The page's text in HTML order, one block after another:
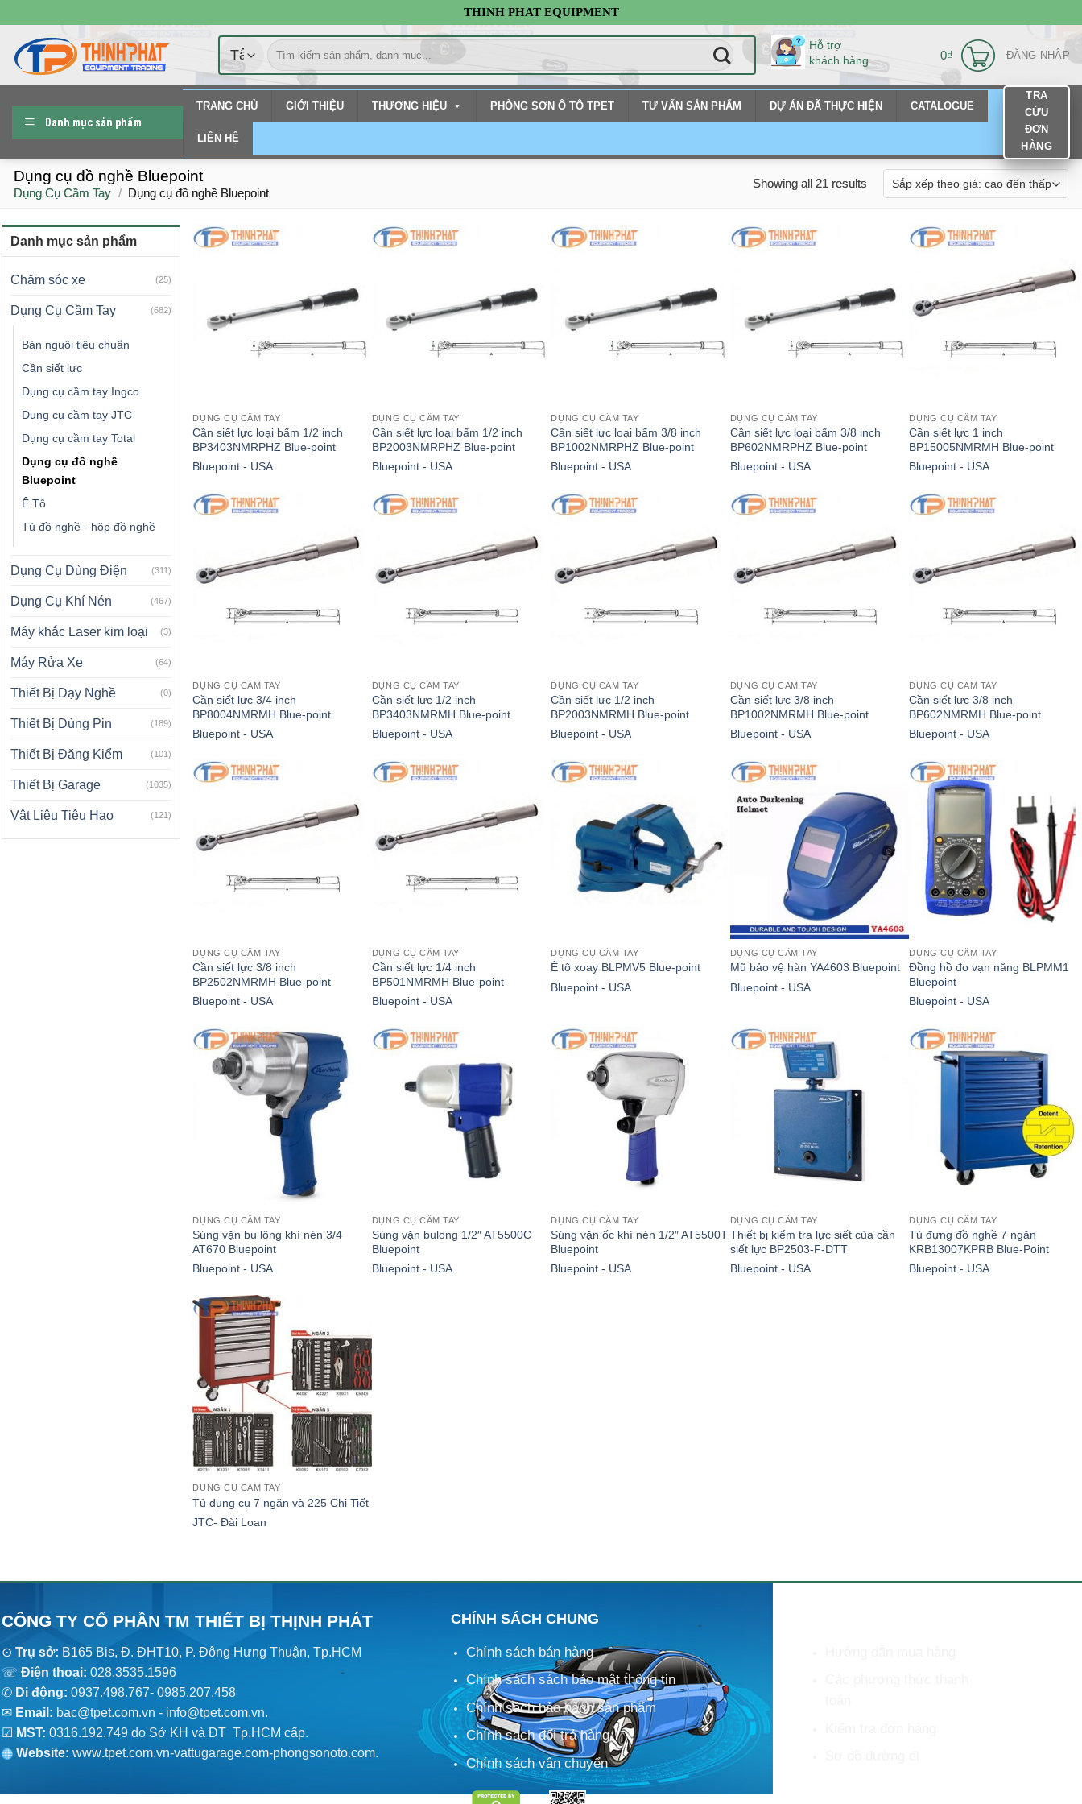
đến
nội
dung
THINH PHAT EQUIPMENT
Tìm
kiếm:
Hỗ trợ
khách hàng
0₫ ĐĂNG NHẬP
Danh mục sản phẩm
TRANG CHỦ GIỚI THIỆU THƯƠNG HIỆU PHÒNG SƠN Ô TÔ TPET TƯ VẤN SẢN PHẨM DỰ ÁN ĐÃ THỰC HIỆN CATALOGUE
LIÊN HỆ
TRA
CỨU
ĐƠN
HÀNG
Dụng cụ đồ nghề Bluepoint
Dụng Cụ Cầm Tay / Dụng cụ đồ nghề Bluepoint
Showing all 21 results
Danh mục sản phẩm
Chăm sóc xe (25)
Dụng Cụ Cầm Tay (682)
Bàn nguội tiêu chuẩn
Cần siết lực
Dụng cụ cầm tay Ingco
Dụng cụ cầm tay JTC
Dụng cụ cầm tay Total
Dụng cụ đồ nghề
Bluepoint
Ê Tô
Tủ đồ nghề - hộp đồ nghề
Dụng Cụ Dùng Điện (311)
Dụng Cụ Khí Nén (467)
Máy khắc Laser kim loại (3)
Máy Rửa Xe (64)
Thiết Bị Dạy Nghề (0)
Thiết Bị Dùng Pin (189)
Thiết Bị Đăng Kiểm (101)
Thiết Bị Garage (1035)
Vật Liệu Tiêu Hao (121)
DỤNG CỤ CẦM TAY
Cần siết lực loại bấm 1/2 inch
BP3403NMRPHZ Blue-point
Bluepoint - USA
DỤNG CỤ CẦM TAY
Cần siết lực loại bấm 1/2 inch
BP2003NMRPHZ Blue-point
Bluepoint - USA
DỤNG CỤ CẦM TAY
Cần siết lực loại bấm 3/8 inch
BP1002NMRPHZ Blue-point
Bluepoint - USA
DỤNG CỤ CẦM TAY
Cần siết lực loại bấm 3/8 inch
BP602NMRPHZ Blue-point
Bluepoint - USA
DỤNG CỤ CẦM TAY
Cần siết lực 1 inch
BP15005NMRMH Blue-point
Bluepoint - USA
DỤNG CỤ CẦM TAY
Cần siết lực 3/4 inch
BP8004NMRMH Blue-point
Bluepoint - USA
DỤNG CỤ CẦM TAY
Cần siết lực 1/2 inch
BP3403NMRMH Blue-point
Bluepoint - USA
DỤNG CỤ CẦM TAY
Cần siết lực 1/2 inch
BP2003NMRMH Blue-point
Bluepoint - USA
DỤNG CỤ CẦM TAY
Cần siết lực 3/8 inch
BP1002NMRMH Blue-point
Bluepoint - USA
DỤNG CỤ CẦM TAY
Cần siết lực 3/8 inch
BP602NMRMH Blue-point
Bluepoint - USA
DỤNG CỤ CẦM TAY
Cần siết lực 3/8 inch
BP2502NMRMH Blue-point
Bluepoint - USA
DỤNG CỤ CẦM TAY
Cần siết lực 1/4 inch
BP501NMRMH Blue-point
Bluepoint - USA
DỤNG CỤ CẦM TAY
Ê tô xoay BLPMV5 Blue-point
Bluepoint - USA
DỤNG CỤ CẦM TAY
Mũ bảo vệ hàn YA4603 Bluepoint
Bluepoint - USA
DỤNG CỤ CẦM TAY
Đồng hồ đo vạn năng BLPMM1
Bluepoint
Bluepoint - USA
DỤNG CỤ CẦM TAY
Súng vặn bu lông khí nén 3/4
AT670 Bluepoint
Bluepoint - USA
DỤNG CỤ CẦM TAY
Súng vặn bulong 1/2″ AT5500C
Bluepoint
Bluepoint - USA
DỤNG CỤ CẦM TAY
Súng vặn ốc khí nén 1/2″ AT5500T
Bluepoint
Bluepoint - USA
DỤNG CỤ CẦM TAY
Thiết bị kiểm tra lực siết của cần
siết lực BP2503-F-DTT
Bluepoint - USA
DỤNG CỤ CẦM TAY
Tủ đựng đồ nghề 7 ngăn
KRB13007KPRB Blue-Point
Bluepoint - USA
DỤNG CỤ CẦM TAY
Tủ dụng cụ 7 ngăn và 225 Chi Tiết
JTC- Đài Loan
CÔNG TY CỔ PHẦN TM THIẾT BỊ THỊNH PHÁT
⊙ Trụ sở: B165 Bis, Đ. ĐHT10, P. Đông Hưng Thuận, Tp.HCM
☏ Điện thoại: 028.3535.1596
✆ Di động: 0937.498.767- 0985.207.458
✉ Email: bac@tpet.com.vn - info@tpet.com.vn.
☑ MST: 0316.192.749 do Sở KH và ĐT Tp.HCM cấp.
Website: www.tpet.com.vn-vattugarage.com-phongsonoto.com.
CHÍNH SÁCH CHUNG
Chính sách bán hàng
Chính sách sách bảo mật thông tin
Chính sách bảo hành sản phẩm
Chính sách đổi trả hàng
Chính sách vận chuyển